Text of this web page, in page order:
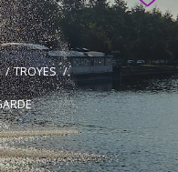
TROYES